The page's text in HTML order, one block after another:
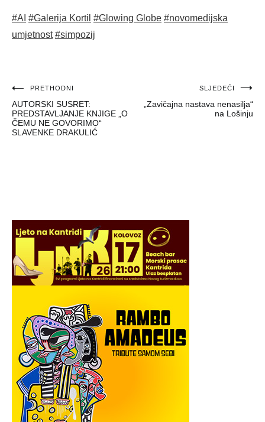
#AI #Galerija Kortil #Glowing Globe #novomedijska
umjetnost #simpozij
Navigacija
objava
PRETHODNI
AUTORSKI SUSRET:
PREDSTAVLJANJE KNJIGE „O
ČEMU NE GOVORIMO“
SLAVENKE DRAKULIĆ
SLJEDEĆI
„Zavičajna nastava nenasilja“
na Lošinju